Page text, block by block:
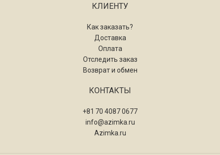
КЛИЕНТУ
Как заказать?
Доставка
Оплата
Отследить заказ
Возврат и обмен
КОНТАКТЫ
+81 70 4087 0677
info@azimka.ru
Azimka.ru